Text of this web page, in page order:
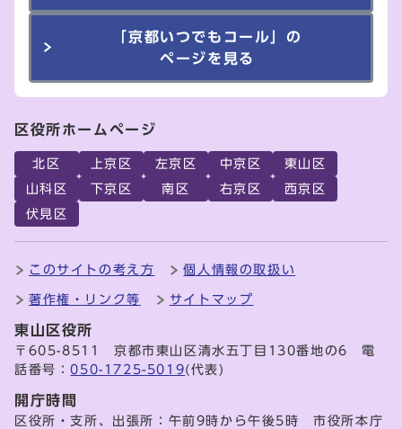
「京都いつでもコール」の
ページを見る
区役所ホームページ
北区 上京区 左京区 中京区
東山区
山科区
下京区 南区 右京区
西京区
伏見区
このサイトの考え方 個人情報の取扱い
著作権・リンク等 サイトマップ
東山区役所
〒605-8511 京都市東山区清水五丁目130番地の6 電
話番号：050-1725-5019(代表)
開庁時間
区役所・支所、出張所：午前9時から午後5時 市役所本庁